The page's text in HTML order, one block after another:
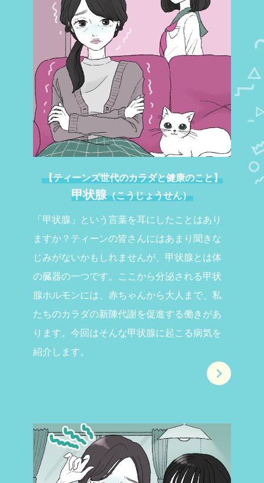
【ティーンズ世代のカラダと健康のこと】
甲状腺（こうじょうせん）
「甲状腺」という言葉を耳にしたことはあり
ますか？ティーンの皆さんにはあまり聞きな
じみがないかもしれませんが、甲状腺とは体
の臓器の一つです。ここから分泌される甲状
腺ホルモンには、赤ちゃんから大人まで、私
たちのカラダの新陳代謝を促進する働きがあ
ります。今回はそんな甲状腺に起こる病気を
紹介します。